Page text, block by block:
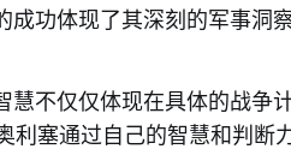
成功体现了其深刻的军事洞
慧不仅仅体现在具体的战争
奥利塞通过自己的智慧和判